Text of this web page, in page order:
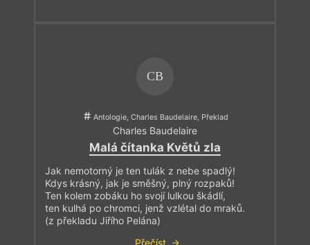
CB
Antologie, Charles Baudelaire, Překlad
Charles Baudelaire
Malá čítanka Květů zla
Jak nemotorný je ten tulák z nebe spadlý!
Kdys krásný, jak je směšný, plný rozpaků!
Ten kolem zobáku ho svojí lulkou škádlí,
ten kulhá po chromci, jenž vzlétal do mraků.
(z překladu Jiřího Pelána)
Přečíst